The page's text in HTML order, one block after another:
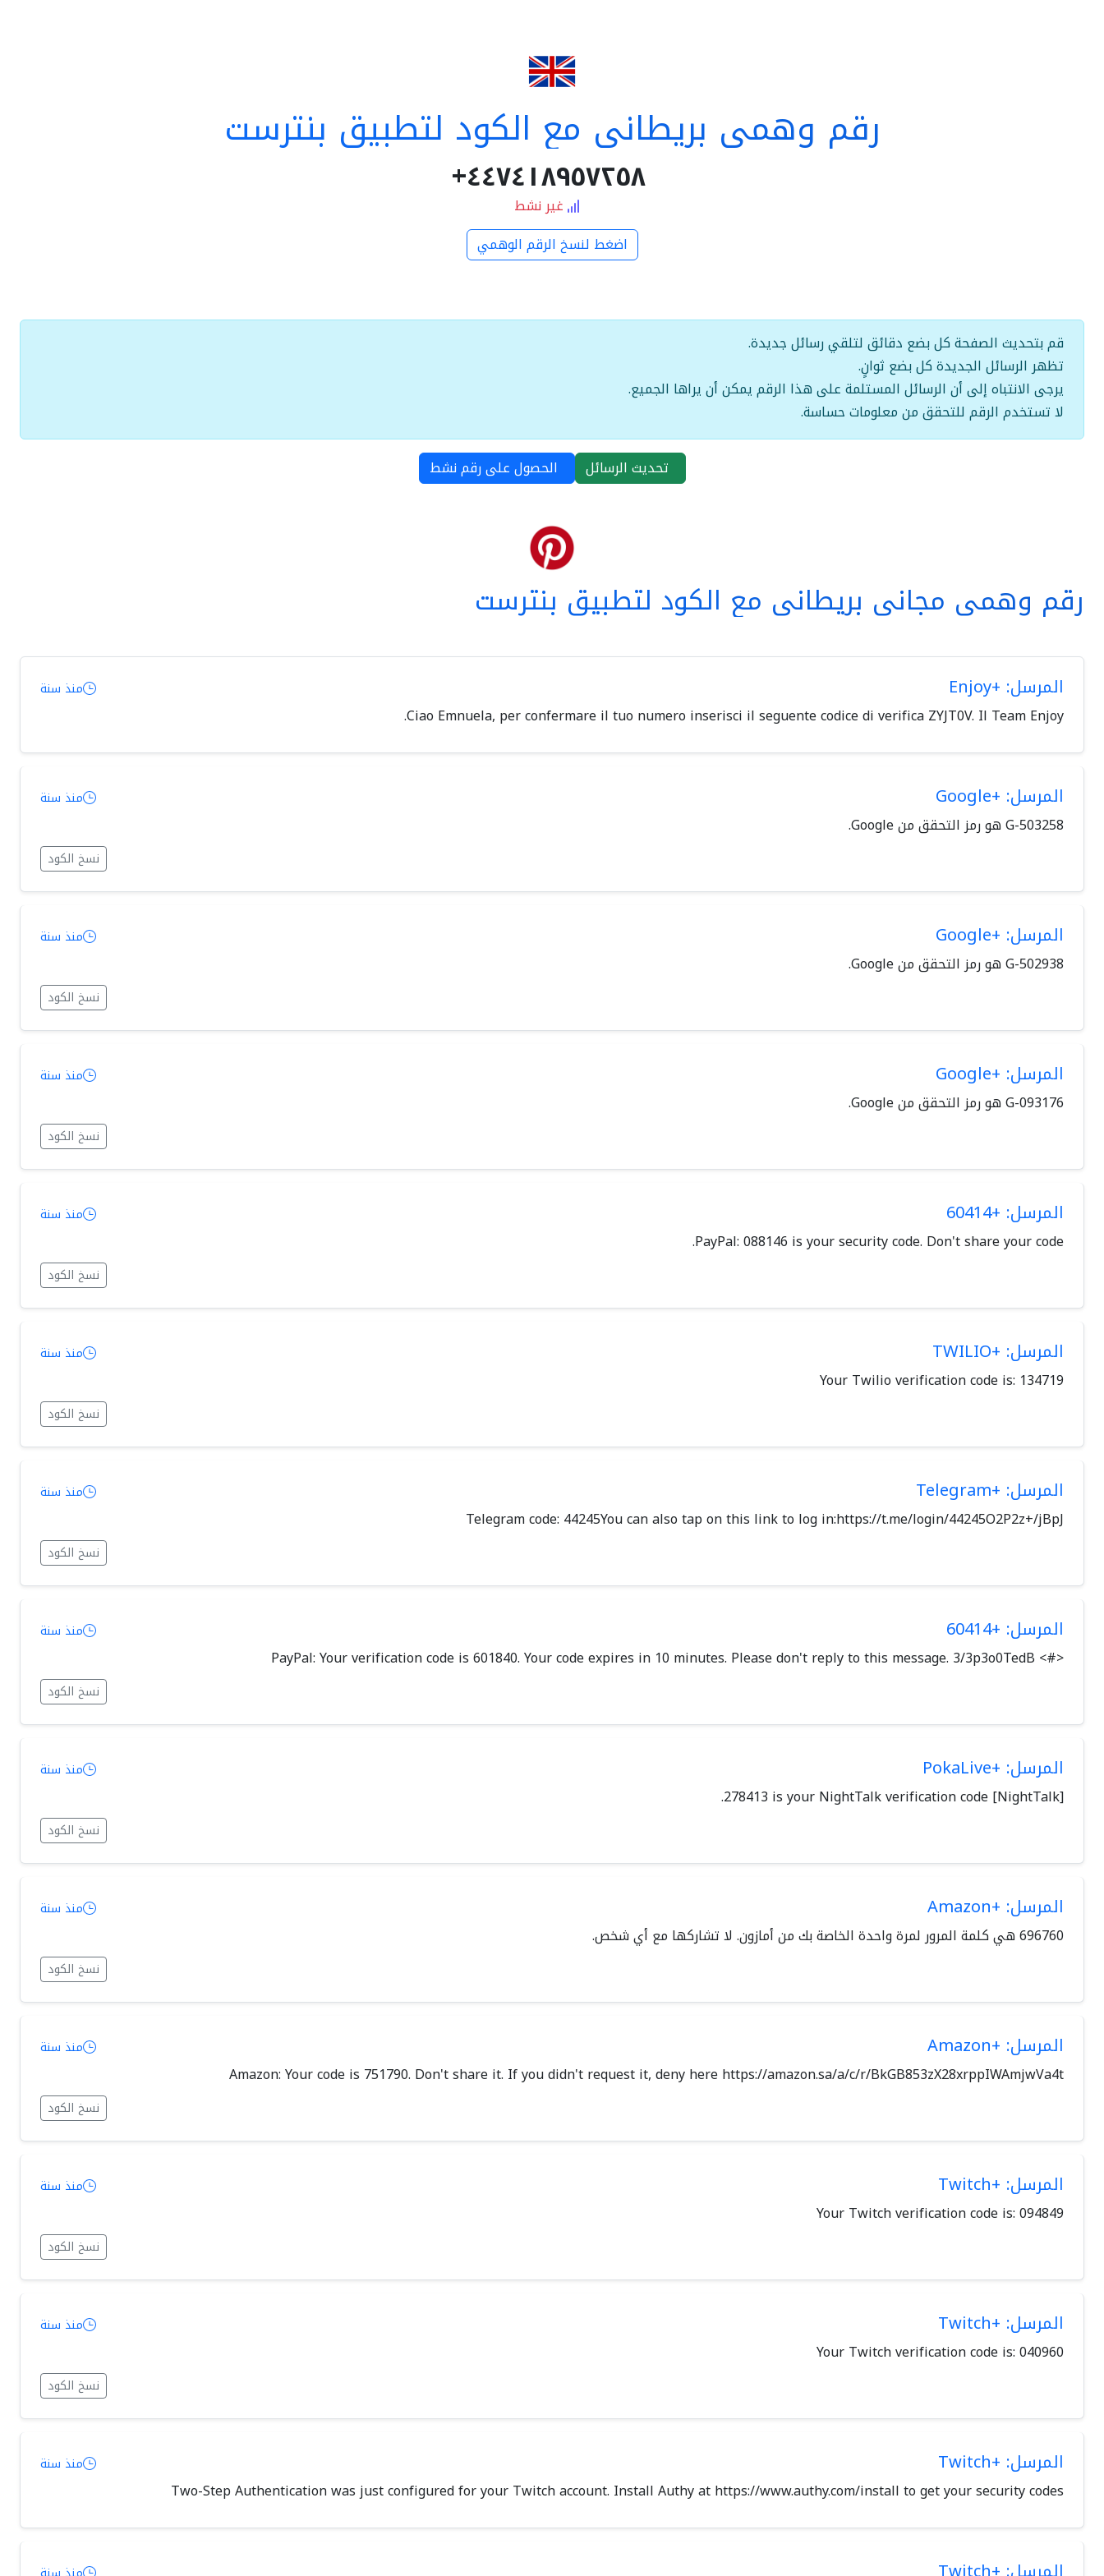
رقم وهمي بريطاني مع الكود لتطبيق بنترست
٤٤٧٤١٨٩٥٧٢٥٨+
غير نشط
اضغط لنسخ الرقم الوهمي
قم بتحديث الصفحة كل بضع دقائق لتلقي رسائل جديدة.
تظهر الرسائل الجديدة كل بضع ثوانٍ.
يرجى الانتباه إلى أن الرسائل المستلمة على هذا الرقم يمكن أن يراها الجميع.
لا تستخدم الرقم للتحقق من معلومات حساسة.
تحديث الرسائل الحصول على رقم نشط
رقم وهمي مجاني بريطاني مع الكود لتطبيق بنترست
المرسل: +Enjoy منذ سنة
Ciao Emnuela, per confermare il tuo numero inserisci il seguente codice di verifica ZYJT0V. Il Team Enjoy.
المرسل: +Google منذ سنة
نسخ الكود
المرسل: +Google منذ سنة
نسخ الكود
المرسل: +Google منذ سنة
نسخ الكود
المرسل: +60414 منذ سنة
PayPal: 088146 is your security code. Don't share your code.
نسخ الكود
المرسل: +TWILIO منذ سنة
Your Twilio verification code is: 134719
نسخ الكود
المرسل: +Telegram منذ سنة
Telegram code: 44245You can also tap on this link to log in:https://t.me/login/44245O2P2z+/jBpJ
نسخ الكود
المرسل: +60414 منذ سنة
<#> PayPal: Your verification code is 601840. Your code expires in 10 minutes. Please don't reply to this message. 3/3p3o0TedB
نسخ الكود
المرسل: +PokaLive منذ سنة
[NightTalk] 278413 is your NightTalk verification code.
نسخ الكود
المرسل: +Amazon منذ سنة
696760 هي كلمة المرور لمرة واحدة الخاصة بك من أمازون. لا تشاركها مع أي شخص.
نسخ الكود
المرسل: +Amazon منذ سنة
Amazon: Your code is 751790. Don't share it. If you didn't request it, deny here https://amazon.sa/a/c/r/BkGB853zX28xrppIWAmjwVa4t
نسخ الكود
المرسل: +Twitch منذ سنة
Your Twitch verification code is: 094849
نسخ الكود
المرسل: +Twitch منذ سنة
Your Twitch verification code is: 040960
نسخ الكود
المرسل: +Twitch منذ سنة
Two-Step Authentication was just configured for your Twitch account. Install Authy at https://www.authy.com/install to get your security codes